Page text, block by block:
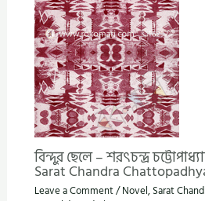
বিন্দুর ছেলে – শরৎচন্দ্র
Sarat Chandra
Leave a Comment/Novel, Sarat